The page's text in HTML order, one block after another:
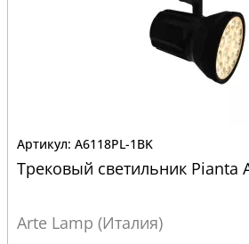
A6118PL-1BK
Трековый светильник Pianta
Arte Lamp (Италия)